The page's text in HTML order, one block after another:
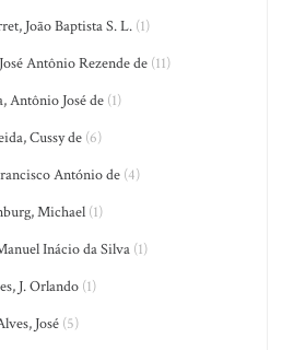
João Baptista S. L.(1)
Antônio Rezende de (11)
Antônio José de (1)
Cussy de (6)
António de (4)
Michael (1)
Inácio da Silva(1)
J. Orlando(1)
José (5)